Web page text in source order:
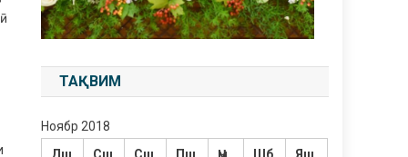
ТАҚВИМ
Ноябр 2018
Дш
Сш Сш Пш Ҷм Шб Яш